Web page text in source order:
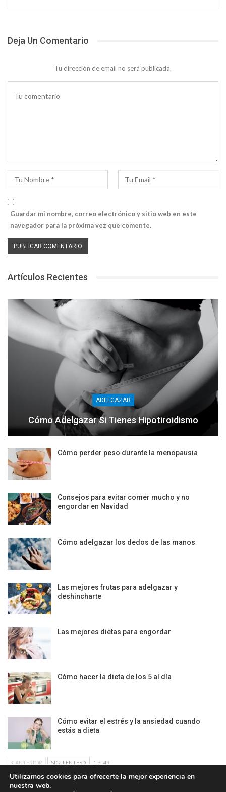
Deja Un Comentario
Tu dirección de email no será publicada.
Guardar mi nombre, correo electrónico y sitio web en este
navegador para la próxima vez que comente.
Artículos Recientes
ADELGAZAR
Cómo Adelgazar Si Tienes Hipotiroidismo
Cómo perder peso durante la menopausia
Consejos para evitar comer mucho y no
engordar en Navidad
Cómo adelgazar los dedos de las manos
Las mejores frutas para adelgazar y
deshincharte
Las mejores dietas para engordar
Cómo hacer la dieta de los 5 al día
Cómo evitar el estrés y la ansiedad cuando
estás a dieta
ANTERIOR SIGUIENTES 1 of 49
Utilizamos cookies para ofrecerte la mejor experiencia en
nuestra web.